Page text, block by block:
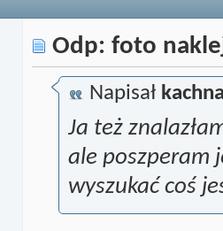
Odp: foto
Napisał
Ja też
ale poszperam
wyszukać coś